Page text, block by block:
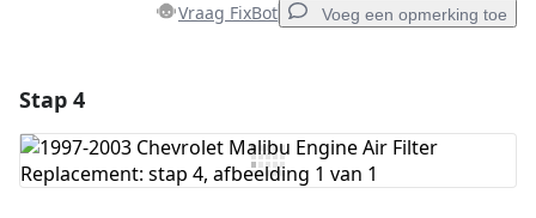
Vraag FixBot Voeg een opmerking toe
Voeg opmerking toe
Stap 4